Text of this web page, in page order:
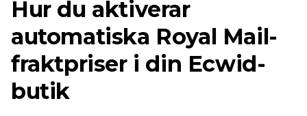
Hur du aktiverar
automatiska Royal Mail-
fraktpriser i din Ecwid-
butik